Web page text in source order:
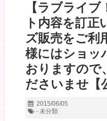
【ラブライ
ト内容を訂正
ズ販売をご利
様にはショッ
おりますので
ださいませ【
2015/06/05
- 未分類